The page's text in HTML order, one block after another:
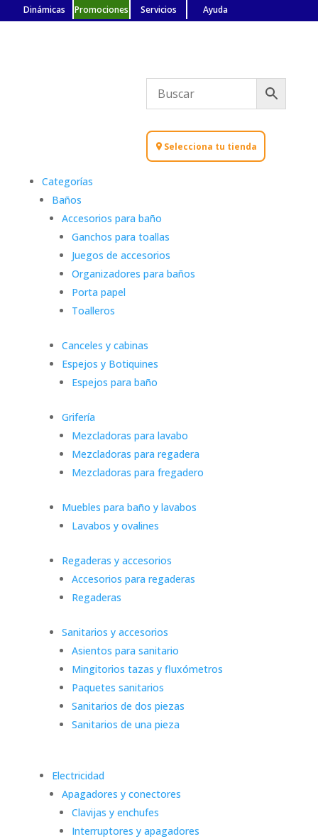
Dinámicas Promociones Servicios Ayuda
Categorías
Baños
Accesorios para baño
Ganchos para toallas
Juegos de accesorios
Organizadores para baños
Porta papel
Toalleros
Canceles y cabinas
Espejos y Botiquines
Espejos para baño
Grifería
Mezcladoras para lavabo
Mezcladoras para regadera
Mezcladoras para fregadero
Muebles para baño y lavabos
Lavabos y ovalines
Regaderas y accesorios
Accesorios para regaderas
Regaderas
Sanitarios y accesorios
Asientos para sanitario
Mingitorios tazas y fluxómetros
Paquetes sanitarios
Sanitarios de dos piezas
Sanitarios de una pieza
Electricidad
Apagadores y conectores
Clavijas y enchufes
Interruptores y apagadores
Selecciona tu tienda